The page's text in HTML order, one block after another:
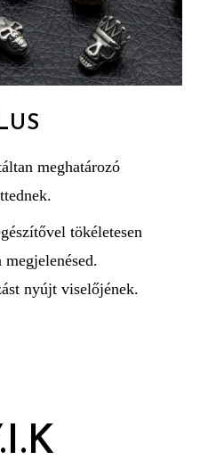
meghatározó
tökéletesen
nyújt viselőjének.